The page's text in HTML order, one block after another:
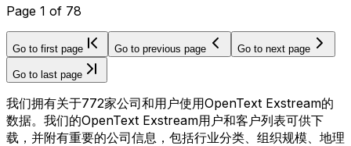
Page 1 of 78
Go to first page Go to previous page Go to next page
Go to last page
我们拥有关于772家公司和用户使用OpenText Exstream的
数据。我们的OpenText Exstream用户和客户列表可供下
载，并附有重要的公司信息，包括行业分类、组织规模、地理